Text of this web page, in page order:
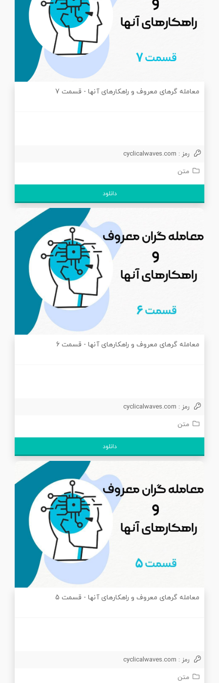
معامله گرهای معروف و راهکارهای آنها - قسمت 7
رمز : cyclicalwaves.com
متن
دانلود
معامله گرهای معروف و راهکارهای آنها - قسمت 6
رمز : cyclicalwaves.com
متن
دانلود
معامله گرهای معروف و راهکارهای آنها - قسمت 5
رمز : cyclicalwaves.com
متن